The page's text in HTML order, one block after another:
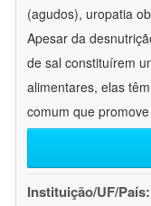
(agudos), uropatia
Apesar da
de sal constituírem
alimentares, elas
comum que promove
Instituição/UF/País: